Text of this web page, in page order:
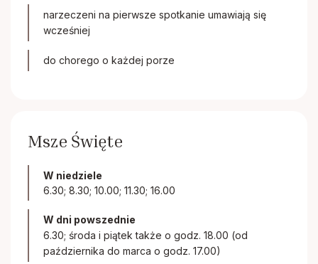
narzeczeni na pierwsze spotkanie umawiają się
wcześniej
do chorego o każdej porze
Msze Święte
W niedziele
6.30; 8.30; 10.00; 11.30; 16.00
W dni powszednie
6.30; środa i piątek także o godz. 18.00 (od
października do marca o godz. 17.00)